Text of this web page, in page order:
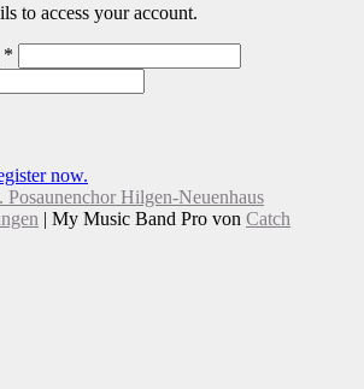
to access your account.
*
now.
Posaunenchor Hilgen-Neuenhaus
| My Music Band Pro von Catch